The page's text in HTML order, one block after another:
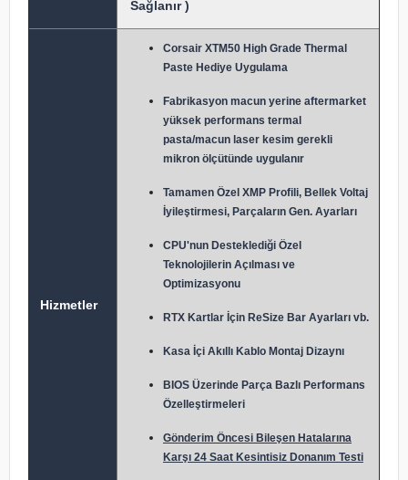
Sağlanır )
Hizmetler
Corsair XTM50 High Grade Thermal
Paste Hediye Uygulama
Fabrikasyon macun yerine aftermarket
yüksek performans termal
pasta/macun laser kesim gerekli
mikron ölçütünde uygulanır
Tamamen Özel XMP Profili, Bellek Voltaj
İyileştirmesi, Parçaların Gen. Ayarları
CPU'nun Desteklediği Özel
Teknolojilerin Açılması ve
Optimizasyonu
RTX Kartlar İçin ReSize Bar Ayarları vb.
Kasa İçi Akıllı Kablo Montaj Dizaynı
BIOS Üzerinde Parça Bazlı Performans
Özelleştirmeleri
Gönderim Öncesi Bileşen Hatalarına
Karşı 24 Saat Kesintisiz Donanım Testi